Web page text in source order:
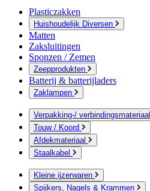
Plasticzakken
Huishoudelijk Diversen
Matten
Zaksluitingen
Sponzen / Zemen
Zeepprodukten
Batterij & batterijladers
Zaklampen
Verpakking-/ verbindingsmateriaal
Touw / Koord
Afdekmateriaal
Staalkabel
Kleine ijzerwaren
Spijkers, Nagels & Krammen